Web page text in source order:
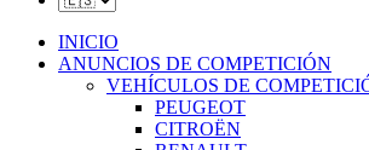
INICIO
ANUNCIOS DE COMPETICIÓN
VEHÍCULOS DE
PEUGEOT
CITROËN